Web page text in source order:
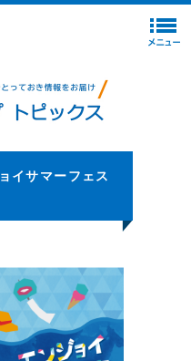
イサマーフェス